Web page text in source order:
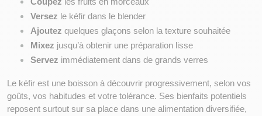
Versez le kéfir dans le blender
Ajoutez quelques glaçons selon la texture souhaitée
Mixez jusqu’à obtenir une préparation lisse
Servez immédiatement dans de grands verres
Le kéfir est une boisson à découvrir progressivement, selon vos
goûts, vos habitudes et votre tolérance. Ses bienfaits potentiels
reposent surtout sur sa place dans une alimentation diversifiée,